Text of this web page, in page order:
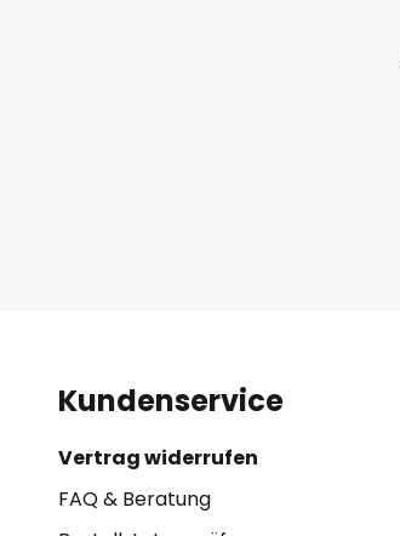
Kundenservice
Vertrag widerrufen
FAQ & Beratung